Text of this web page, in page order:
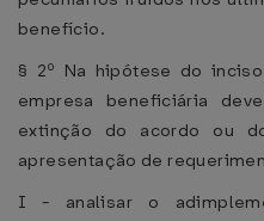
benefício.
§ 2º Na hipótese do
empresa beneficiária
extinção do acordo ou
apresentação de
I - analisar o